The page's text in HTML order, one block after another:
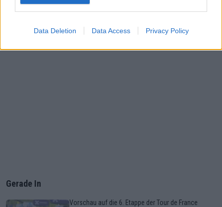
Data Deletion Data Access Privacy Policy
Gerade In
Vorschau auf die 6. Etappe der Tour de France